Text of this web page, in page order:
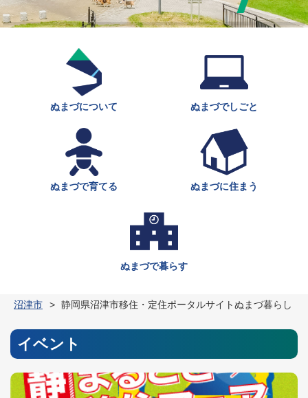
ぬまづについて ぬまづでしごと
ぬまづで育てる ぬまづに住まう
ぬまづで暮らす
沼津市 静岡県沼津市移住・定住ポータルサイトぬまづ暮らし
イベント